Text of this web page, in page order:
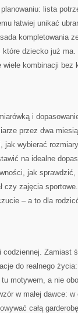
lista
łatwiej unikać
kompletowania
dziecko już
wiele kombinacji bez
i
przez dwa
wybierać rozmiary
na idealne
jak
czy zajęcia
– a to dla
Zamiast
do realnego
motywem, a nie
w małej dawce:
całą